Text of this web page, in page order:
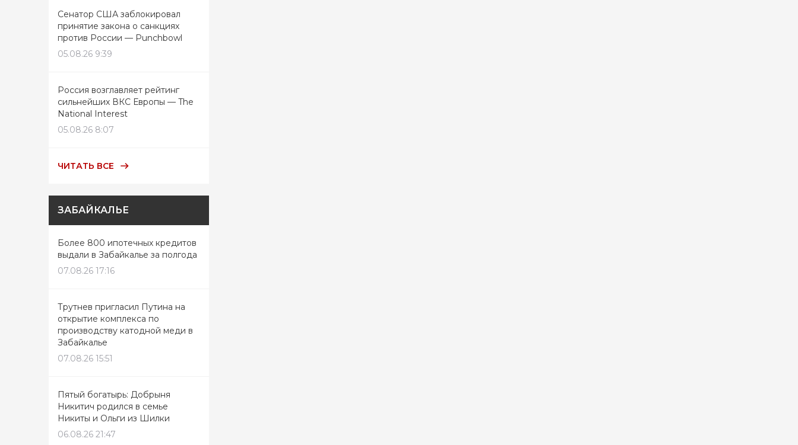
Сенатор США заблокировал
принятие закона о санкциях
против России — Punchbowl
05.08.26 9:39
Россия возглавляет рейтинг
сильнейших ВКС Европы — The
National Interest
05.08.26 8:07
ЧИТАТЬ ВСЕ
ЗАБАЙКАЛЬЕ
Более 800 ипотечных кредитов
выдали в Забайкалье за полгода
07.08.26 17:16
Трутнев пригласил Путина на
открытие комплекса по
производству катодной меди в
Забайкалье
07.08.26 15:51
Пятый богатырь: Добрыня
Никитич родился в семье
Никиты и Ольги из Шилки
06.08.26 21:47